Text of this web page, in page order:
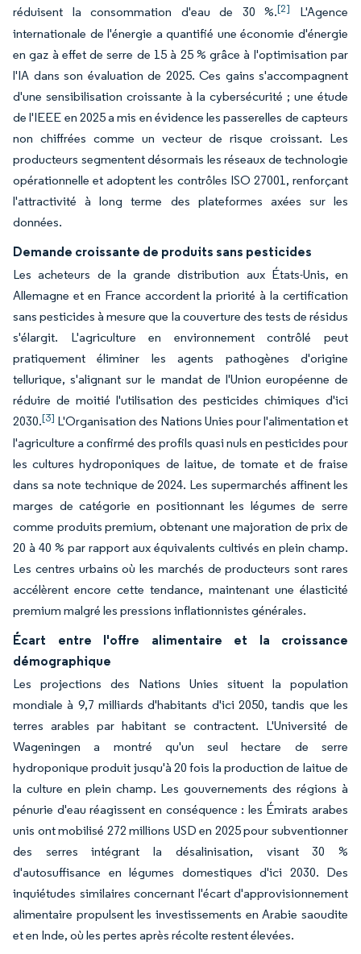
réduisent la consommation d'eau de 30 %.[2]
L'Agence
internationale de l'énergie a quantifié une économie d'énergie
en gaz à effet de serre de 15 à 25 % grâce à l'optimisation par
l'IA dans son évaluation de 2025. Ces gains s'accompagnent
d'une sensibilisation croissante à la cybersécurité ; une étude
de l'IEEE en 2025 a mis en évidence les passerelles de capteurs
non chiffrées comme un vecteur de risque croissant. Les
producteurs segmentent désormais les réseaux de technologie
opérationnelle et adoptent les contrôles ISO 27001, renforçant
l'attractivité à long terme des plateformes axées sur les
données.
Demande croissante de produits sans pesticides
Les acheteurs de la grande distribution aux États-Unis, en
Allemagne et en France accordent la priorité à la certification
sans pesticides à mesure que la couverture des tests de résidus
s'élargit. L'agriculture en environnement contrôlé peut
pratiquement éliminer les agents pathogènes d'origine
tellurique, s'alignant sur le mandat de l'Union européenne de
réduire de moitié l'utilisation des pesticides chimiques d'ici
2030.[3] L'Organisation des Nations Unies pour l'alimentation et
l'agriculture a confirmé des profils quasi nuls en pesticides pour
les cultures hydroponiques de laitue, de tomate et de fraise
dans sa note technique de 2024. Les supermarchés affinent les
marges de catégorie en positionnant les légumes de serre
comme produits premium, obtenant une majoration de prix de
20 à 40 % par rapport aux équivalents cultivés en plein champ.
Les centres urbains où les marchés de producteurs sont rares
accélèrent encore cette tendance, maintenant une élasticité
premium malgré les pressions inflationnistes générales.
Écart entre l'offre alimentaire et la croissance
démographique
Les projections des Nations Unies situent la population
mondiale à 9,7 milliards d'habitants d'ici 2050, tandis que les
terres arables par habitant se contractent. L'Université de
Wageningen a montré qu'un seul hectare de serre
hydroponique produit jusqu'à 20 fois la production de laitue de
la culture en plein champ. Les gouvernements des régions à
pénurie d'eau réagissent en conséquence : les Émirats arabes
unis ont mobilisé 272 millions USD en 2025 pour subventionner
des serres intégrant la désalinisation, visant 30 %
d'autosuffisance en légumes domestiques d'ici 2030. Des
inquiétudes similaires concernant l'écart d'approvisionnement
alimentaire propulsent les investissements en Arabie saoudite
et en Inde, où les pertes après récolte restent élevées.